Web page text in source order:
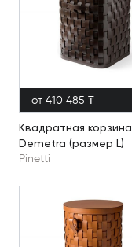
от 410 485 ₸
Квадратная корзина
Demetra (размер L)
Pinetti